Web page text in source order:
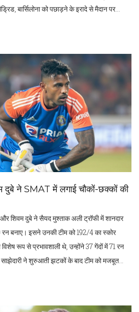
बार्सिलोना को पछाड़ने के इरादे से मैदान पर
के सकारात्मक परिणामों को ध्यान में रखते हुए प्रदर्शन
करेगी।
दुबे ने SMAT में लगाई चौकों-छक्कों की
शिवम दुबे ने सैयद मुश्ताक अली ट्रॉफी में शानदार
रन बनाए। इसने उनकी टीम को 192/4 का स्कोर
रूप से प्रभावशाली थे, उन्होंने 37 गेंदों में 71 रन
ने शुरुआती झटकों के बाद टीम को मजबूत
2025 से पहले सकारात्मक संकेत दिए।